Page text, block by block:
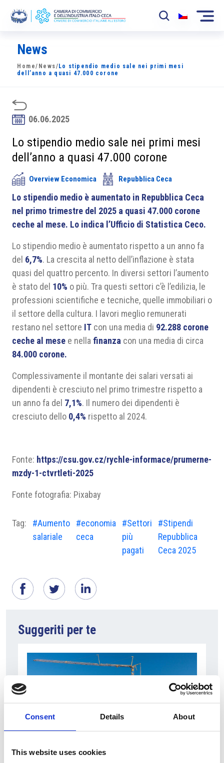
Consent Details About
This website uses cookies
La Camera
News
Sviluppo Mercato
Soci
Partner
Progetti
Area riservata
News
Home/ News/ Lo stipendio medio sale nei primi mesi
dell’anno a quasi 47.000 corone
06.06.2025
Lo stipendio medio sale nei primi mesi
dell’anno a quasi 47.000 corone
Overview Economica Repubblica Ceca
Lo stipendio medio è aumentato in Repubblica Ceca
nel primo trimestre del 2025 a quasi 47.000 corone
ceche al mese. Lo indica l’Ufficio di Statistica Ceco.
Lo stipendio medio è aumentato rispetto a un anno fa
del 6,7%. La crescita al netto dell’inflazione è stata
quasi del quattro percento. In diversi settori l’aumento
è stato del 10% o più. Tra questi settori c’è l’edilizia, le
professioni scientifiche e tecniche, quelle immobiliari o
il settore della cultura. I lavori meglio remunerati
restano nel settore IT con una media di 92.288 corone
ceche al mese e nella finanza con una media di circa
84.000 corone.
Complessivamente il montante dei salari versati ai
dipendenti è cresciuto nel primo trimestre rispetto a
un anno fa del 7,1%. Il numero dei dipendenti è
cresciuto dello 0,4% rispetto al 2024.
Fonte: https://csu.gov.cz/rychle-informace/prumerne-
mzdy-1-ctvrtleti-2025
Fonte fotografia: Pixabay
Tag:
#Aumento
salariale
#economia
ceca
#Settori
più
pagati
#Stipendi
Repubblica
Ceca 2025
Suggeriti per te